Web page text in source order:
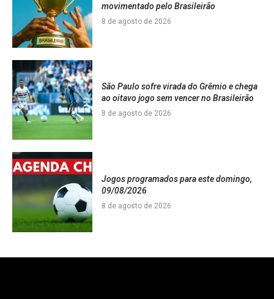
movimentado pelo Brasileirão
8 de agosto de 2026
São Paulo sofre virada do Grêmio e chega
ao oitavo jogo sem vencer no Brasileirão
8 de agosto de 2026
Jogos programados para este domingo,
09/08/2026
8 de agosto de 2026